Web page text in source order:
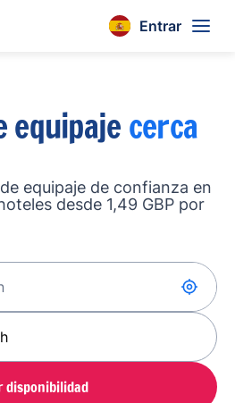
Entrar
equipajecerca
equipaje de confianza en
desde 1,49 GBP por
disponibilidad